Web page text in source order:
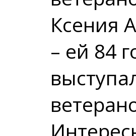
Ксения
– ей 84